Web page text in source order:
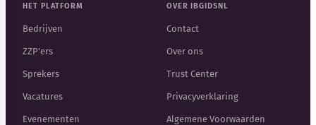
HET PLATFORM
Bedrijven
ZZP'ers
Sprekers
Vacatures
Evenementen
OVER IBGIDSNL
Contact
Over ons
Trust Center
Privacyverklaring
Algemene Voorwaarden